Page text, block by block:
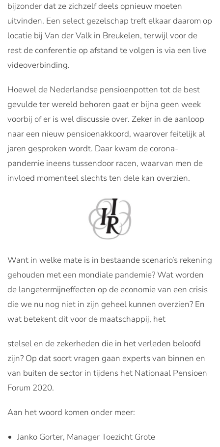
bijzonder dat ze zichzelf deels opnieuw moeten
uitvinden. Een select gezelschap treft elkaar daarom op
locatie bij Van der Valk in Breukelen, terwijl voor de
rest de conferentie op afstand te volgen is via een live
videoverbinding.
Hoewel de Nederlandse pensioenpotten tot de best
gevulde ter wereld behoren gaat er bijna geen week
voorbij of er is wel discussie over. Zeker in de aanloop
naar een nieuw pensioenakkoord, waarover feitelijk al
jaren gesproken wordt. Daar kwam de corona-
pandemie ineens tussendoor racen, waarvan men de
invloed momenteel slechts ten dele kan overzien.
Want in welke mate is in bestaande scenario’s rekening
gehouden met een mondiale pandemie? Wat worden
de langetermijneffecten op de economie van een crisis
die we nu nog niet in zijn geheel kunnen overzien? En
wat betekent dit voor de maatschappij, het
stelsel en de zekerheden die in het verleden beloofd
zijn? Op dat soort vragen gaan experts van binnen en
van buiten de sector in tijdens het Nationaal Pensioen
Forum 2020.
Aan het woord komen onder meer:
Janko Gorter, Manager Toezicht Grote